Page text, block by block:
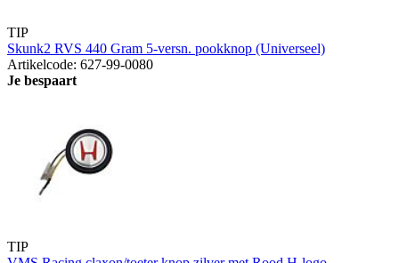
TIP
Skunk2 RVS 440 Gram 5-versn. pookknop (Universeel)
Artikelcode: 627-99-0080
Je bespaart
TIP